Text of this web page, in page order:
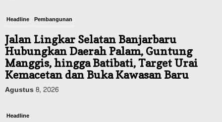
Headline Pembangunan
Jalan Lingkar Selatan Banjarbaru
Hubungkan Daerah Palam, Guntung
Manggis, hingga Batibati, Target Urai
Kemacetan dan Buka Kawasan Baru
Agustus 8, 2026
Headline